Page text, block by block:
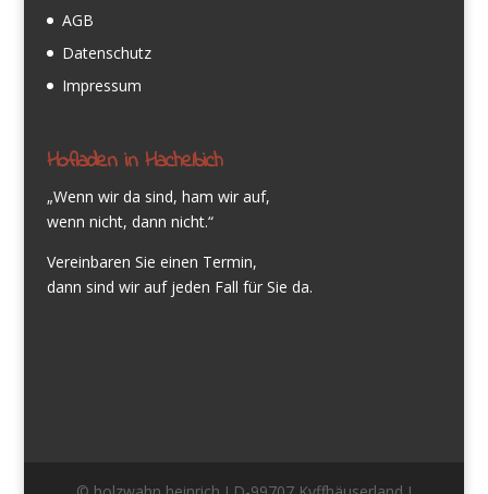
AGB
Datenschutz
Impressum
Hofladen in Hachelbich
„Wenn wir da sind, ham wir auf,
wenn nicht, dann nicht.“
Vereinbaren Sie einen Termin,
dann sind wir auf jeden Fall für Sie da.